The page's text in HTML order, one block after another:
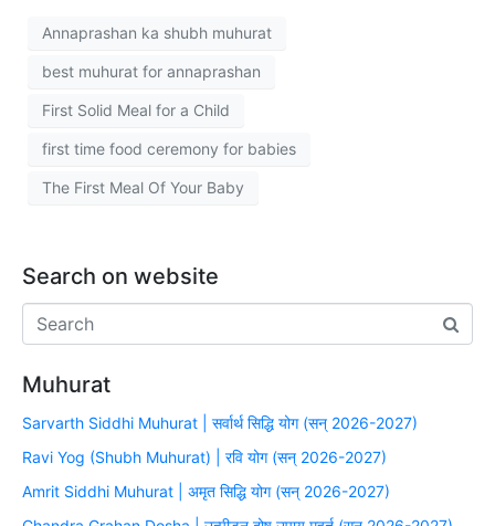
Annaprashan ka shubh muhurat
best muhurat for annaprashan
First Solid Meal for a Child
first time food ceremony for babies
The First Meal Of Your Baby
Search on website
Muhurat
Sarvarth Siddhi Muhurat | सर्वार्थ सिद्धि योग (सन् 2026-2027)
Ravi Yog (Shubh Muhurat) | रवि योग (सन् 2026-2027)
Amrit Siddhi Muhurat | अमृत सिद्धि योग (सन् 2026-2027)